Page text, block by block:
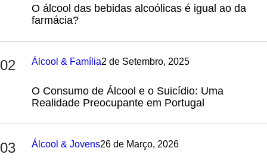
O álcool das bebidas alcoólicas é igual ao da
farmácia?
02 Álcool & Família2 de Setembro, 2025
O Consumo de Álcool e o Suicídio: Uma
Realidade Preocupante em Portugal
03 Álcool & Jovens26 de Março, 2026